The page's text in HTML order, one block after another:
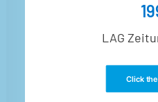
LAG
Click